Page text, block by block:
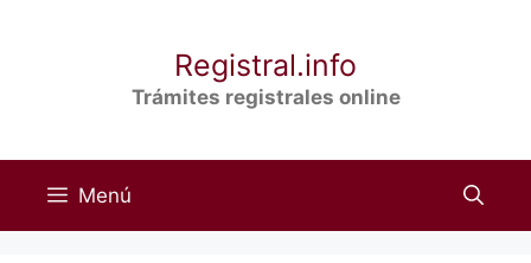
Registral.info
Trámites registrales online
Menú